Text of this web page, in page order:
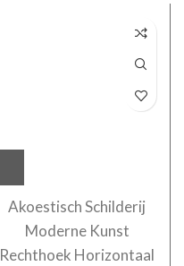
Akoestisch Schilderij
Moderne Kunst
Rechthoek Horizontaal